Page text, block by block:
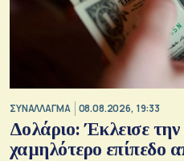
ΣΥΝΑΛΛΑΓΜΑ 08.08.2026, 19:33
Δολάριο: Έκλεισε
χαμηλότερο επίπεδο